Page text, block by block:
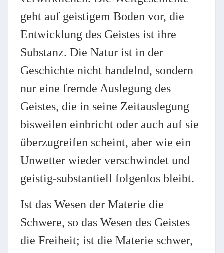
geht auf geistigem Boden vor, die
Entwicklung des Geistes ist ihre
Substanz. Die Natur ist in der
Geschichte nicht handelnd, sondern
nur eine fremde Auslegung des
Geistes, die in seine Zeitauslegung
bisweilen einbricht oder auch auf sie
überzugreifen scheint, aber wie ein
Unwetter wieder verschwindet und
geistig-substantiell folgenlos bleibt.
Ist das Wesen der Materie die
Schwere, so das Wesen des Geistes
die Freiheit; ist die Materie schwer,